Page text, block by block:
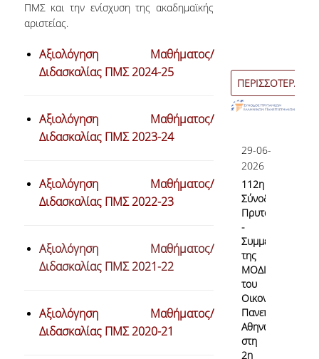
Πολιτική Διασφάλισης Ποιότητας
Εσωτερικό Σύστημα Διασφάλισης Ποιότητας
Δομή του ΕΣΔΠ
Στοχοθεσία Ποιότητας
Πληροφοριακό Σύστημα
Διαχείρισης Δεδομένων Ποιότητας
ΠΜΣ και την ενίσχυση της ακαδημαϊκής
αριστείας.
Αξιολόγηση Μαθήματος/
Διδασκαλίας ΠΜΣ 2024-25
Αξιολόγηση Μαθήματος/
Διδασκαλίας ΠΜΣ 2023-24
Αξιολόγηση Μαθήματος/
Διδασκαλίας ΠΜΣ 2022-23
Αξιολόγηση Μαθήματος/
Διδασκαλίας ΠΜΣ 2021-22
Αξιολόγηση Μαθήματος/
Διδασκαλίας ΠΜΣ 2020-21
ΠΕΡΙΣΣΟΤΕΡΑ
29-06-
2026
112η
Σύνοδο
Πρυτάνεων
-
Συμμετοχή
της
ΜΟΔΙΠ
του
Οικονομικού
Πανεπιστημίου
Αθηνών
στη
2η